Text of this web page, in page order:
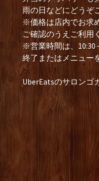
雨の日などにどうぞ
※価格は店内でお求
ご確認のうえご利用
※営業時間は、
終了またはメニュー
UberEatsのサロンゴ